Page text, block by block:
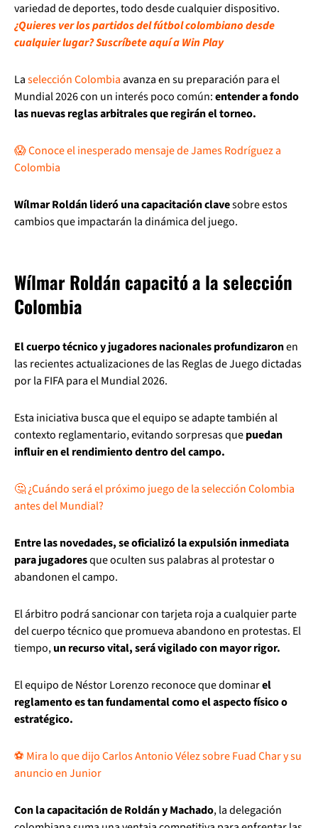
variedad de deportes, todo desde cualquier dispositivo.
¿Quieres ver los partidos del fútbol colombiano desde
cualquier lugar? Suscríbete aquí a Win Play
Laselección Colombiaavanza en su preparación para el
Mundial 2026 con un interés poco común:entender a fondo
las nuevas reglas arbitrales que regirán el torneo.
😱 Conoce el inesperado mensaje de James Rodríguez a
Colombia
Wílmar Roldán lideró una capacitación clavesobre estos
cambios que impactarán la dinámica del juego.
Wílmar Roldán capacitó a la selección
Colombia
El cuerpo técnico y jugadores nacionales profundizaronen
las recientes actualizaciones de las Reglas de Juego dictadas
por la FIFA para el Mundial 2026.
Esta iniciativa busca que el equipo se adapte también al
contexto reglamentario, evitando sorpresas quepuedan
influir en el rendimiento dentro del campo.
🤔 ¿Cuándo será el próximo juego de la selección Colombia
antes del Mundial?
Entre las novedades, se oficializó la expulsión inmediata
para jugadoresque oculten sus palabras al protestar o
abandonen el campo.
El árbitro podrá sancionar con tarjeta roja a cualquier parte
del cuerpo técnico que promueva abandono en protestas. El
tiempo,un recurso vital, será vigilado con mayor rigor.
El equipo de Néstor Lorenzo reconoce que dominarel
reglamento es tan fundamental como el aspecto físico o
estratégico.
⚽ Mira lo que dijo Carlos Antonio Vélez sobre Fuad Char y su
anuncio en Junior
Con la capacitación de Roldán y Machado, la delegación